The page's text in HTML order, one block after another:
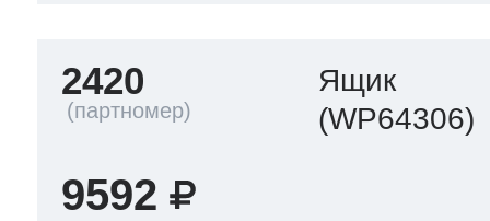
2420
Ящик
(WP64306)
9592